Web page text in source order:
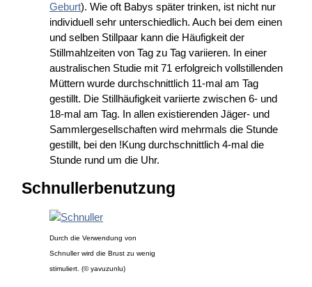
Geburt). Wie oft Babys später trinken, ist nicht nur
individuell sehr unterschiedlich. Auch bei dem einen
und selben Stillpaar kann die Häufigkeit der
Stillmahlzeiten von Tag zu Tag variieren. In einer
australischen Studie mit 71 erfolgreich vollstillenden
Müttern wurde durchschnittlich 11-mal am Tag
gestillt. Die Stillhäufigkeit variierte zwischen 6- und
18-mal am Tag. In allen existierenden Jäger- und
Sammlergesellschaften wird mehrmals die Stunde
gestillt, bei den !Kung durchschnittlich 4-mal die
Stunde rund um die Uhr.
Schnullerbenutzung
Durch die Verwendung von
Schnuller wird die Brust zu wenig
stimuliert. (© yavuzunlu)